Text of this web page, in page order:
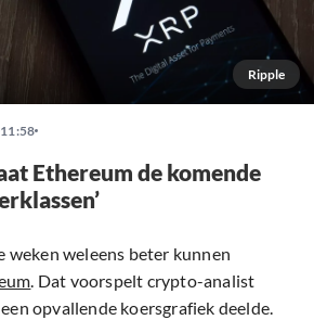
Ripple
11:58
Ethereum de komende
weken weleens beter kunnen
. Dat voorspelt crypto-analist
opvallende koersgrafiek deelde.